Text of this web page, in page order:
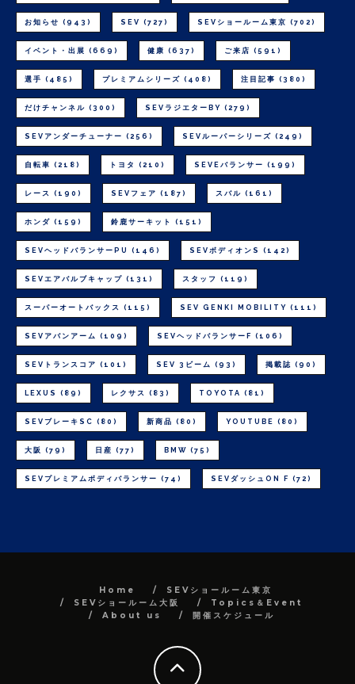
お知らせ (943) SEV (727) SEVショールーム東京 (702)
イベント・出展 (669) 健康 (637) ご来店 (591)
選手 (485) プレミアムシリーズ (408) 注目記事 (380)
だけチャンネル (300) SEVラジエターBY (279)
SEVアンダーチューナー (256) SEVルーパーシリーズ (249)
自転車 (218) トヨタ (210) SEVEバランサー (199)
レース (190) SEVフェア (187) スバル (161)
ホンダ (159) 鈴鹿サーキット (151)
SEVヘッドバランサーPU (146) SEVボディオンS (142)
SEVエアバルブキャップ (131) スタッフ (119)
スーパーオートバックス (115) SEV GENKI MOBILITY (111)
SEVアバンアーム (109) SEVヘッドバランサーF (106)
SEVトランスコア (101) SEV 3ビーム (93) 掲載誌 (90)
LEXUS (89) レクサス (83) TOYOTA (81)
SEVブレーキSC (80) 新商品 (80) YOUTUBE (80)
大阪 (79) 日産 (77) BMW (75)
SEVプレミアムボディバランサー (74) SEVダッシュON F (72)
Home
SEVショールーム東京
SEVショールーム大阪
Topics＆Event
About us
開催スケジュール